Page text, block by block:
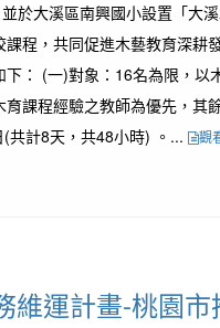
於大溪區南興國小設置「大
程，共同促進木藝教育深耕
： (一)對象：16名為限，以
課程經驗之教師為優先，其
共計8天，共48小時) 。...
觀
維運計畫-桃園